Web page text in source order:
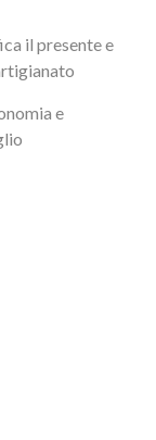
il presente e
e